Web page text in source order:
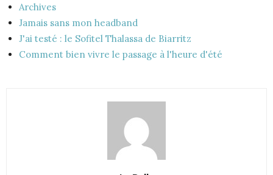
Archives
Jamais sans mon headband
J'ai testé : le Sofitel Thalassa de Biarritz
Comment bien vivre le passage à l'heure d'été